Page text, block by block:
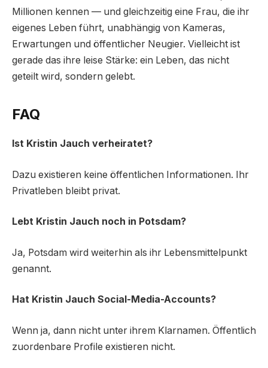
Millionen kennen — und gleichzeitig eine Frau, die ihr
eigenes Leben führt, unabhängig von Kameras,
Erwartungen und öffentlicher Neugier. Vielleicht ist
gerade das ihre leise Stärke: ein Leben, das nicht
geteilt wird, sondern gelebt.
FAQ
Ist Kristin Jauch verheiratet?
Dazu existieren keine öffentlichen Informationen. Ihr
Privatleben bleibt privat.
Lebt Kristin Jauch noch in Potsdam?
Ja, Potsdam wird weiterhin als ihr Lebensmittelpunkt
genannt.
Hat Kristin Jauch Social-Media-Accounts?
Wenn ja, dann nicht unter ihrem Klarnamen. Öffentlich
zuordenbare Profile existieren nicht.